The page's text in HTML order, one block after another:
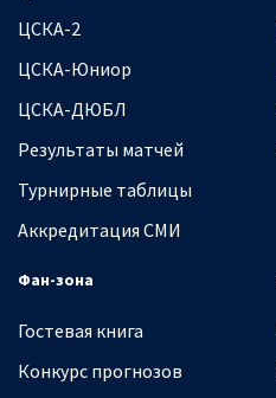
ЦСКА-2
ЦСКА-Юниор
ЦСКА-ДЮБЛ
Результаты матчей
Турнирные таблицы
Аккредитация СМИ
Фан-зона
Гостевая книга
Конкурс прогнозов